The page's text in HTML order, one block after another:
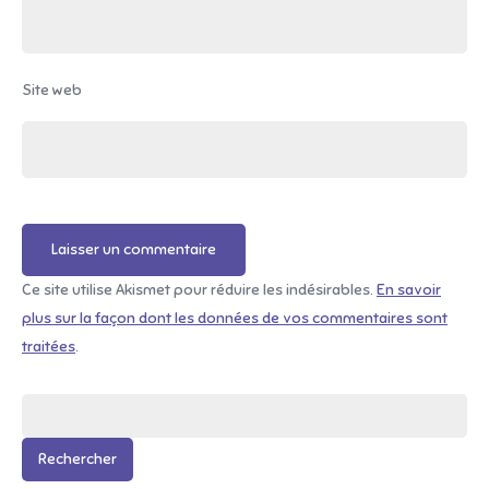
Site web
Ce site utilise Akismet pour réduire les indésirables. En savoir
plus sur la façon dont les données de vos commentaires sont
traitées.